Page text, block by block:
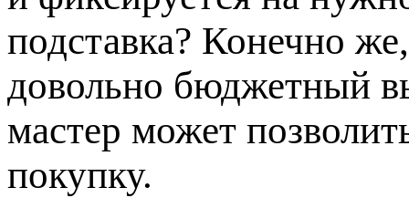
подставка? Конечно
довольно бюджетный
мастер может
покупку.